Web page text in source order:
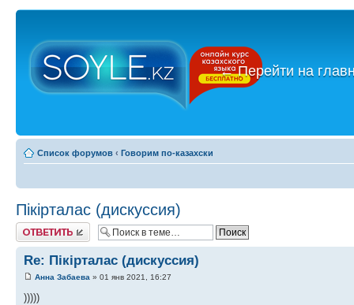
←Перейти на
Список форумов ‹ Говорим по-казахски
Пікірталас (дискуссия)
Ответить
Re: Пікірталас (дискуссия)
Анна Забаева » 01 янв 2021, 16:27
)))))